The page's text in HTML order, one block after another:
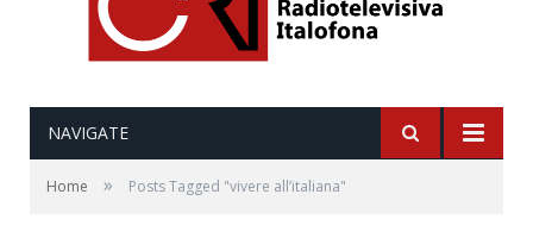
NAVIGATE
Home » Posts Tagged "vivere all’italiana"